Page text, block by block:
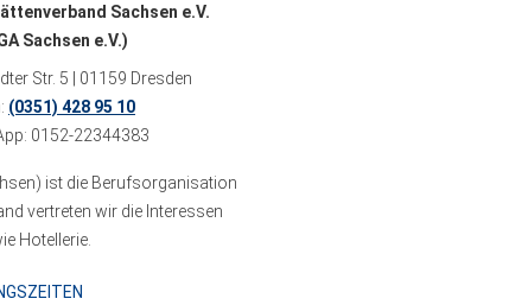
Sachsen e.V.
Sachsen e.V.)
Str. 5 | 01159 Dresden
(0351) 428 95 10
0152-22344383
ist die Berufsorganisation
vertreten wir die Interessen
Hotellerie.